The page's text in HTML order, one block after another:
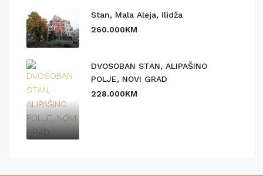
Stan, Mala Aleja, Ilidža
260.000KM
DVOSOBAN STAN, ALIPAŠINO
POLJE, NOVI GRAD
228.000KM